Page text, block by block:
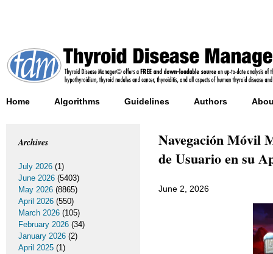
Home Algorithms Guidelines Authors
Navegación Móvil
de Usuario en su
June 2, 2026
Archives
July 2026 (1)
June 2026 (5403)
May 2026 (8865)
April 2026 (550)
March 2026 (105)
February 2026 (34)
January 2026 (2)
April 2025 (1)